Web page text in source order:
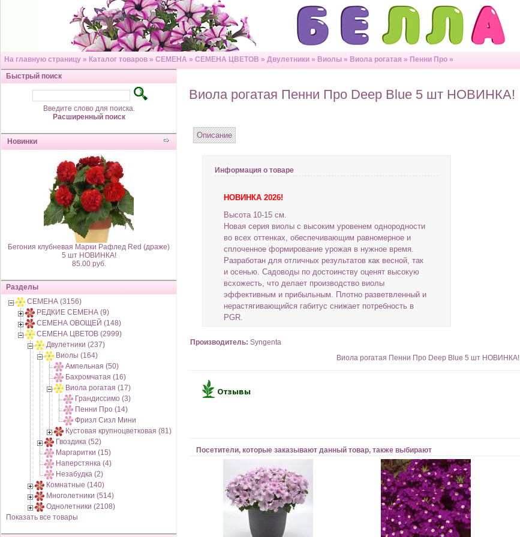
На главную страницу » Каталог товаров » СЕМЕНА » СЕМЕНА ЦВЕТОВ » Двулетники » Виолы » Виола рогатая » Пенни Про »
Быстрый поиск
Введите слово для поиска.
Расширенный поиск
Новинки
Бегония клубневая Марки Рафлед Red (драже)
5 шт НОВИНКА!
85.00 руб.
Разделы
СЕМЕНА (3156)
РЕДКИЕ СЕМЕНА (9)
СЕМЕНА ОВОЩЕЙ (148)
СЕМЕНА ЦВЕТОВ (2999)
Двулетники (237)
Виолы (164)
Ампельная (50)
Бахромчатая (16)
Виола рогатая (17)
Грандиссимо (3)
Пенни Про (14)
Фризл Сизл Мини
Кустовая крупноцветковая (81)
Гвоздика (52)
Маргаритки (15)
Наперстянка (4)
Незабудка (2)
Комнатные (140)
Многолетники (514)
Однолетники (2108)
Показать все товары
Виола рогатая Пенни Про Deep Blue 5 шт НОВИНКА!
Описание
Информация о товаре
НОВИНКА 2026!
Высота 10-15 см.
Новая серия виолы с высоким уровенем однородности
во всех оттенках, обеспечивающим равномерное и
сплоченное формирование урожая в нужное время.
Разработан для отличных результатов как весной, так
и осенью. Садоводы по достоинству оценят высокую
всхожесть, что делает производство виолы
эффективным и прибыльным. Плотно разветвленный и
нерастягивающийся габитус снижает потребность в
PGR.
Производитель: Syngenta
Виола рогатая Пенни Про Deep Blue 5 шт НОВИНКА!
Посетители, которые заказывают данный товар, также выбирают